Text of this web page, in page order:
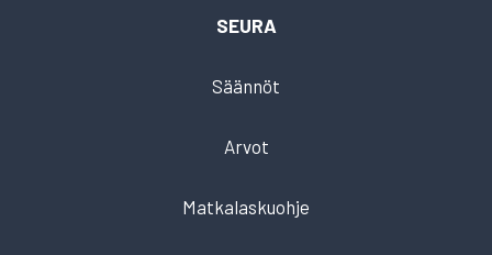
SEURA
Säännöt
Arvot
Matkalaskuohje